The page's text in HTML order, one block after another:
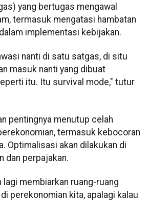
yang bertugas mengawal
termasuk mengatasi hambatan
dalam implementasi kebijakan.
nanti di satu satgas, di situ
masuk nanti yang dibuat
itu. Itu survival mode," tutur
pentingnya menutup celah
termasuk kebocoran
Optimalisasi akan dilakukan di
dan perpajakan.
lagi membiarkan ruang-ruang
perekonomian kita, apalagi kalau